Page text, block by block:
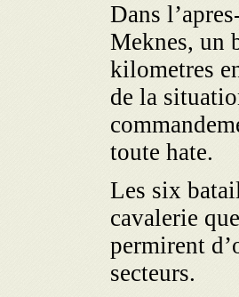
Dans
Meknes, un
kilometres
de la
toute hate.
Les six
cavalerie
permirent
secteurs.